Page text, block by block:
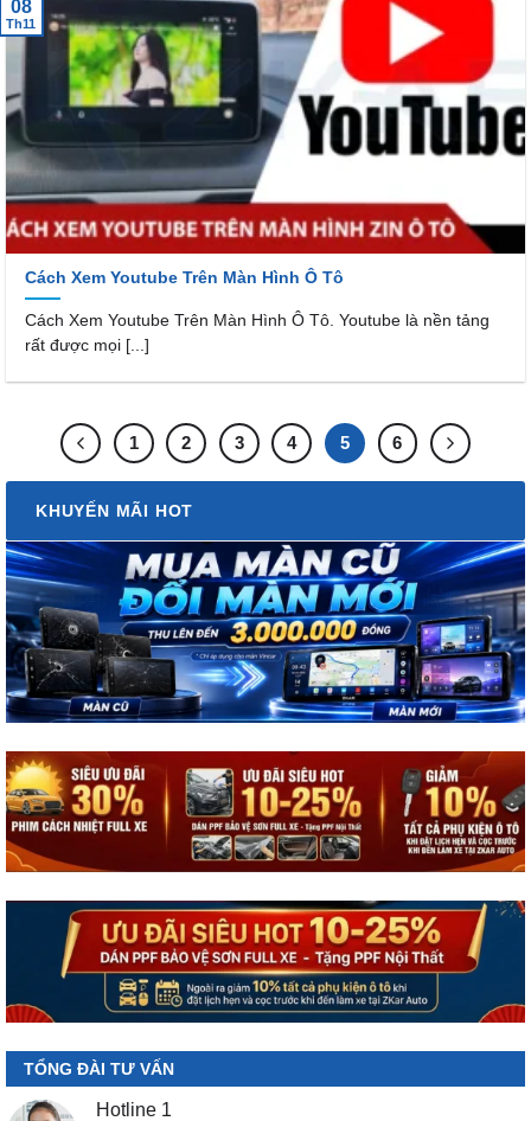
Cách Xem Youtube Trên Màn Hình Ô Tô
Cách Xem Youtube Trên Màn Hình Ô Tô. Youtube là nền tảng
rất được mọi [...]
08
Th11
1 2 3 4 5 6
KHUYẾN MÃI HOT
TỔNG ĐÀI TƯ VẤN
Hotline 1